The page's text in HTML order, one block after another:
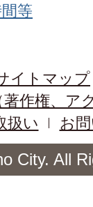
等
イトマップ
作権、ア
扱い
お
City. All